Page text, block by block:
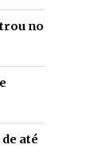
no
até